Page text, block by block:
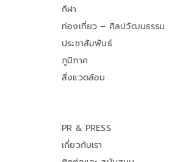
กีฬา
ท่องเที่ยว – ศิลปวัฒนธรรม
ประชาสัมพันธ์
ภูมิภาค
สิ่งแวดล้อม
PR & PRESS
เกี่ยวกับเรา